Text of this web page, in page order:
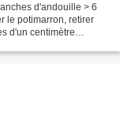
d'andouille > 6
le potimarron, retirer
d'un centimètre